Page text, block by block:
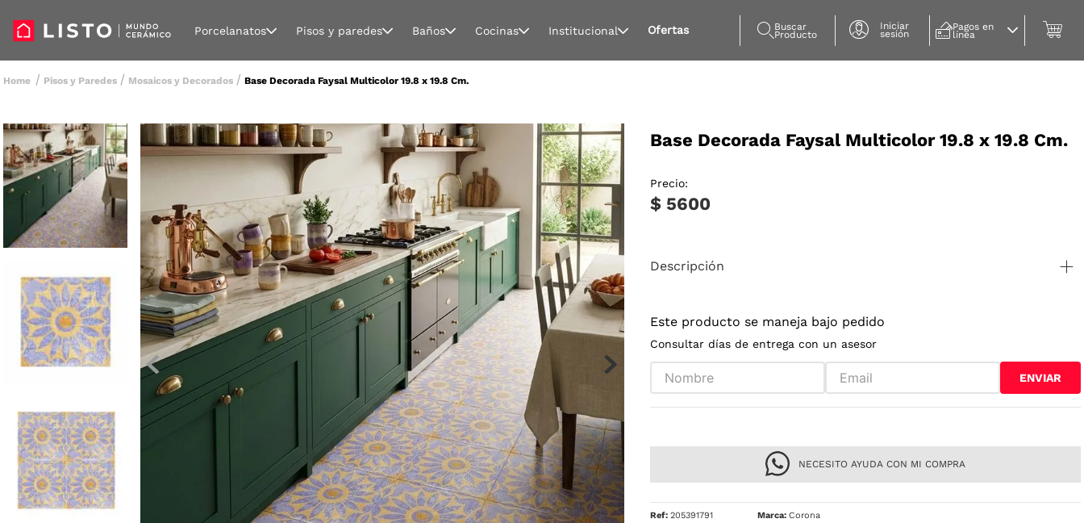
Porcelanatos Pisos y paredes Baños Cocinas Institucional Ofertas Buscar
Producto
Iniciar
sesión
Pagos en
línea
Pisos y Paredes Mosaicos y Decorados Base Decorada Faysal Multicolor 19.8 x 19.8 Cm.
Base Decorada Faysal Multicolor 19.8 x 19.8 Cm.
Precio:
$ 5600
Descripción
Este producto se maneja bajo pedido
Consultar días de entrega con un asesor
ENVIAR
NECESITO AYUDA CON MI COMPRA
Ref: 205391791 Corona